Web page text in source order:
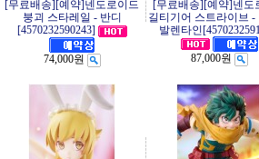
[무료배송][예약]넨도로이드
붕괴 스타레일 - 반디
[4570232590243]
74,000원
[무료배송][예약]넨도
길티기어 스트라이브 -
발렌타인
87,000원